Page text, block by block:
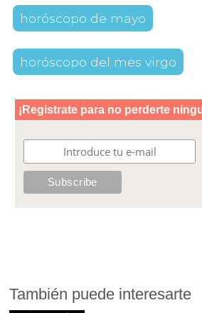
horóscopo de mayo
horóscopo del mes virgo
También puede interesarte